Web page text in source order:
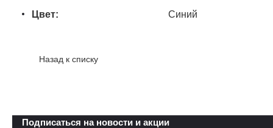
Цвет:
Синий
Назад к списку
Подписаться на новости и акции